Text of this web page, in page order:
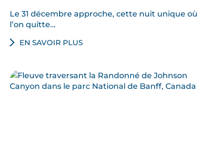
Le 31 décembre approche, cette nuit unique où
l’on quitte…
EN SAVOIR PLUS